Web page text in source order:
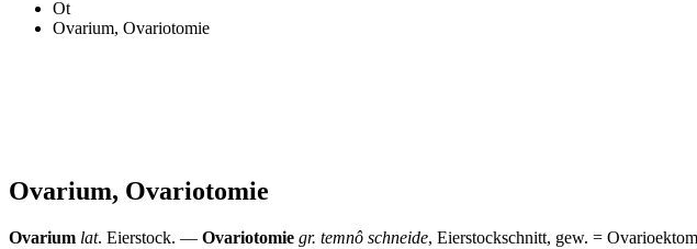
Ot
Ovarium, Ovariotomie
Ovarium, Ovariotomie
Ovarium lat. Eierstock. — Ovariotomie gr. temnô schneide, Eierstockschnitt, gew. =